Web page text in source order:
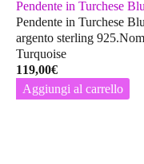
Pendente in Turchese
Pendente in Turchese
argento sterling
Turquoise
119,00€
Aggiungi al carrello